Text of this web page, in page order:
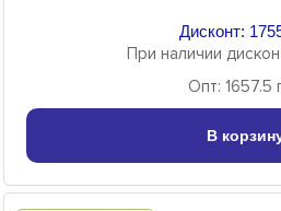
Дисконт:
При наличии
Опт: 1657.5
В